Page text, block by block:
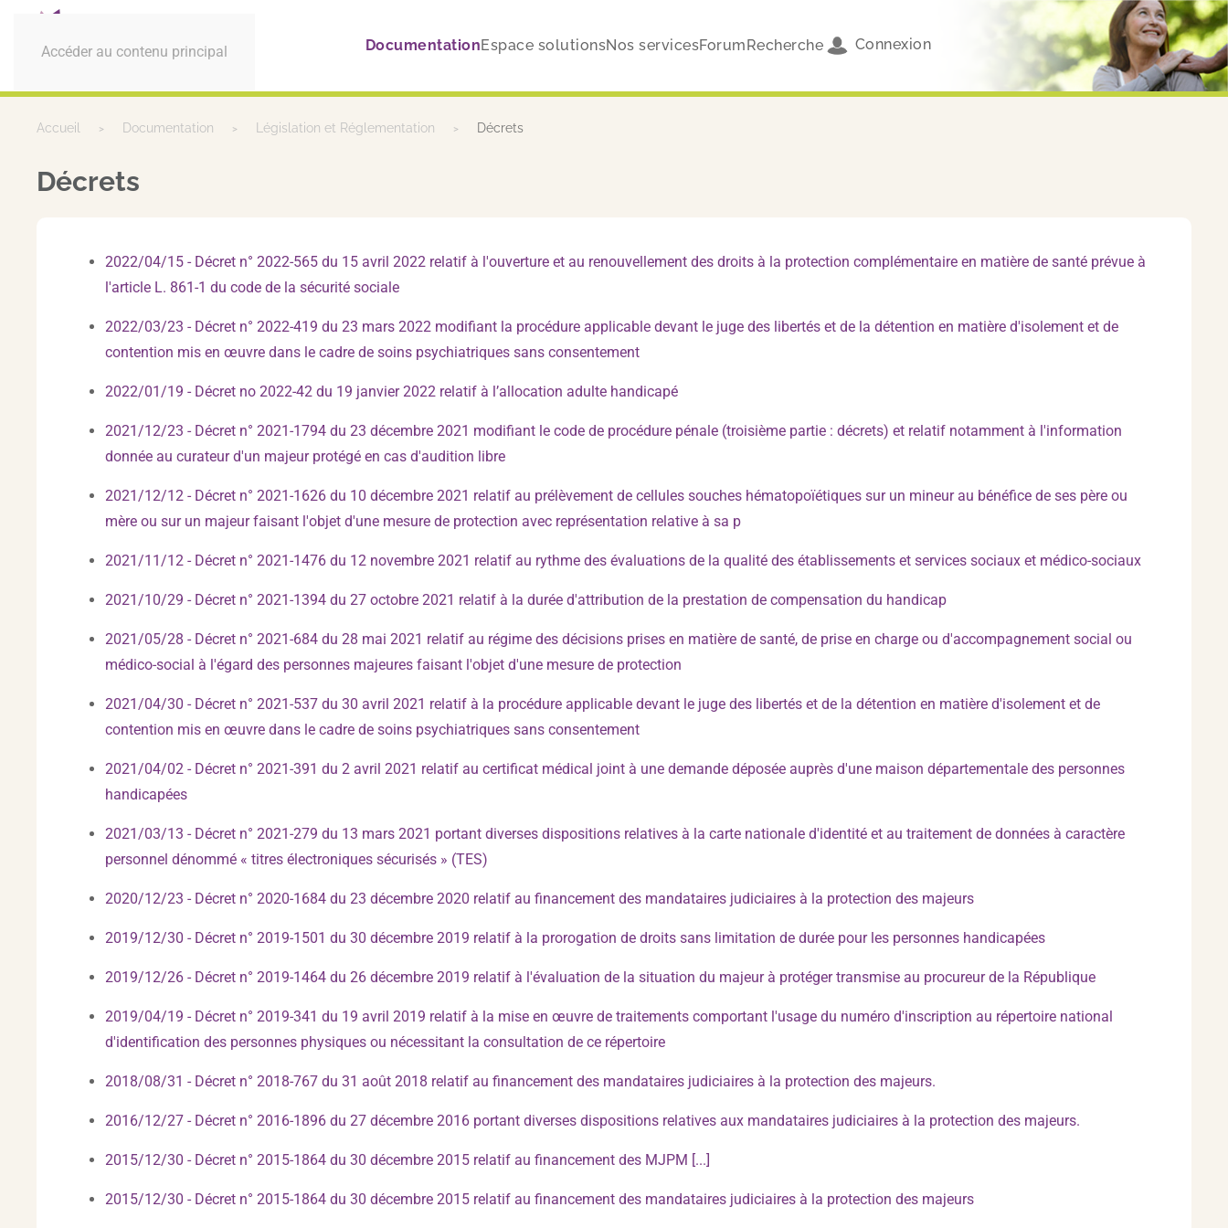
Accéder au contenu principal DocumentationEspace solutionsNos servicesForumRecherche Connexion
Accueil Documentation Législation et Réglementation Décrets
Décrets
2022/04/15 - Décret n° 2022-565 du 15 avril 2022 relatif à l'ouverture et au renouvellement des droits à la protection complémentaire en matière de santé prévue à
l'article L. 861-1 du code de la sécurité sociale
2022/03/23 - Décret n° 2022-419 du 23 mars 2022 modifiant la procédure applicable devant le juge des libertés et de la détention en matière d'isolement et de
contention mis en œuvre dans le cadre de soins psychiatriques sans consentement
2022/01/19 - Décret no 2022-42 du 19 janvier 2022 relatif à l’allocation adulte handicapé
2021/12/23 - Décret n° 2021-1794 du 23 décembre 2021 modifiant le code de procédure pénale (troisième partie : décrets) et relatif notamment à l'information
donnée au curateur d'un majeur protégé en cas d'audition libre
2021/12/12 - Décret n° 2021-1626 du 10 décembre 2021 relatif au prélèvement de cellules souches hématopoïétiques sur un mineur au bénéfice de ses père ou
mère ou sur un majeur faisant l'objet d'une mesure de protection avec représentation relative à sa p
2021/11/12 - Décret n° 2021-1476 du 12 novembre 2021 relatif au rythme des évaluations de la qualité des établissements et services sociaux et médico-sociaux
2021/10/29 - Décret n° 2021-1394 du 27 octobre 2021 relatif à la durée d'attribution de la prestation de compensation du handicap
2021/05/28 - Décret n° 2021-684 du 28 mai 2021 relatif au régime des décisions prises en matière de santé, de prise en charge ou d'accompagnement social ou
médico-social à l'égard des personnes majeures faisant l'objet d'une mesure de protection
2021/04/30 - Décret n° 2021-537 du 30 avril 2021 relatif à la procédure applicable devant le juge des libertés et de la détention en matière d'isolement et de
contention mis en œuvre dans le cadre de soins psychiatriques sans consentement
2021/04/02 - Décret n° 2021-391 du 2 avril 2021 relatif au certificat médical joint à une demande déposée auprès d'une maison départementale des personnes
handicapées
2021/03/13 - Décret n° 2021-279 du 13 mars 2021 portant diverses dispositions relatives à la carte nationale d'identité et au traitement de données à caractère
personnel dénommé « titres électroniques sécurisés » (TES)
2020/12/23 - Décret n° 2020-1684 du 23 décembre 2020 relatif au financement des mandataires judiciaires à la protection des majeurs
2019/12/30 - Décret n° 2019-1501 du 30 décembre 2019 relatif à la prorogation de droits sans limitation de durée pour les personnes handicapées
2019/12/26 - Décret n° 2019-1464 du 26 décembre 2019 relatif à l'évaluation de la situation du majeur à protéger transmise au procureur de la République
2019/04/19 - Décret n° 2019-341 du 19 avril 2019 relatif à la mise en œuvre de traitements comportant l'usage du numéro d'inscription au répertoire national
d'identification des personnes physiques ou nécessitant la consultation de ce répertoire
2018/08/31 - Décret n° 2018-767 du 31 août 2018 relatif au financement des mandataires judiciaires à la protection des majeurs.
2016/12/27 - Décret n° 2016-1896 du 27 décembre 2016 portant diverses dispositions relatives aux mandataires judiciaires à la protection des majeurs.
2015/12/30 - Décret n° 2015-1864 du 30 décembre 2015 relatif au financement des MJPM [...]
2015/12/30 - Décret n° 2015-1864 du 30 décembre 2015 relatif au financement des mandataires judiciaires à la protection des majeurs